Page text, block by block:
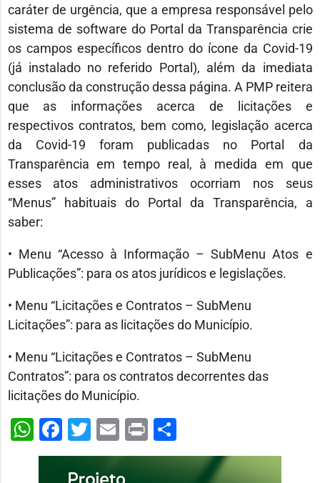
caráter de urgência, que a empresa responsável pelo
sistema de software do Portal da Transparência crie
os campos específicos dentro do ícone da Covid-19
(já instalado no referido Portal), além da imediata
conclusão da construção dessa página. A PMP reitera
que as informações acerca de licitações e
respectivos contratos, bem como, legislação acerca
da Covid-19 foram publicadas no Portal da
Transparência em tempo real, à medida em que
esses atos administrativos ocorriam nos seus
“Menus” habituais do Portal da Transparência, a
saber:
• Menu “Acesso à Informação – SubMenu Atos e
Publicações”: para os atos jurídicos e legislações.
• Menu “Licitações e Contratos – SubMenu
Licitações”: para as licitações do Município.
• Menu “Licitações e Contratos – SubMenu
Contratos”: para os contratos decorrentes das
licitações do Município.
WhatsApp
Facebook
Twitter
Email
PrintShare